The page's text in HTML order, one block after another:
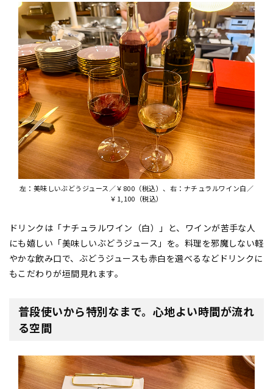
左：美味しいぶどうジュース／￥800（税込）、右：ナチュラルワイン白／
￥1,100（税込）
ドリンクは「ナチュラルワイン（白）」と、ワインが苦手な人
にも嬉しい「美味しいぶどうジュース」を。料理を邪魔しない軽
やかな飲み口で、ぶどうジュースも赤白を選べるなどドリンクに
もこだわりが垣間見れます。
普段使いから特別なまで。心地よい時間が流れ
る空間